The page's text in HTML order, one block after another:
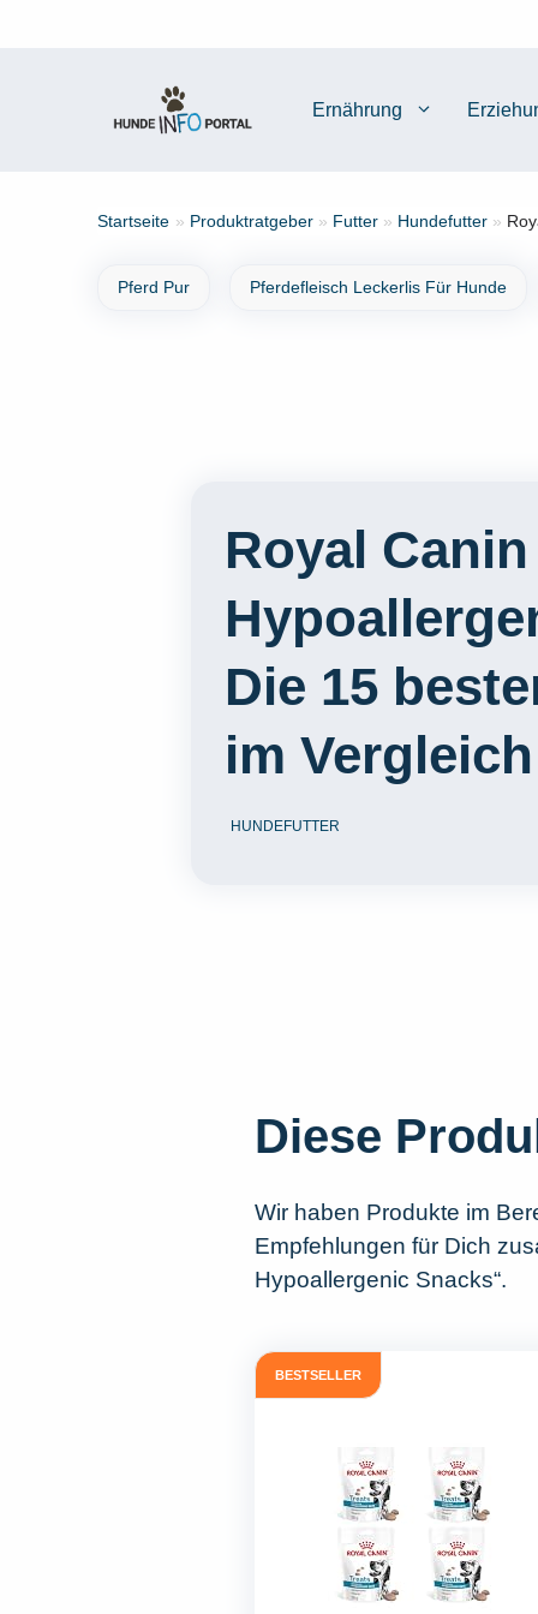
Ernährung
Startseite » Produktratgeber » Futter » Hundefutter »
Pferd Pur Pferdefleisch Leckerlis Für Hunde
Royal Canin
Die 15
im Vergleich
HUNDEFUTTER
Diese
Wir haben Produkte im
Empfehlungen für Dich
Hypoallergenic Snacks“.
BESTSELLER